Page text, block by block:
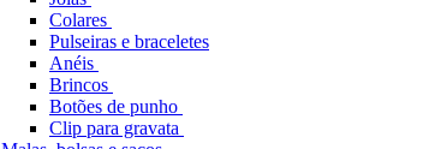
Colares
Pulseiras e braceletes
Anéis
Brincos
Botões de punho
Clip para gravata